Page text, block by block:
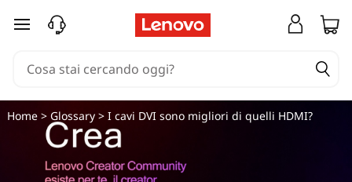
passa a contenuto principale
Home> Glossary> I cavi DVI sono migliori di quelli HDMI?